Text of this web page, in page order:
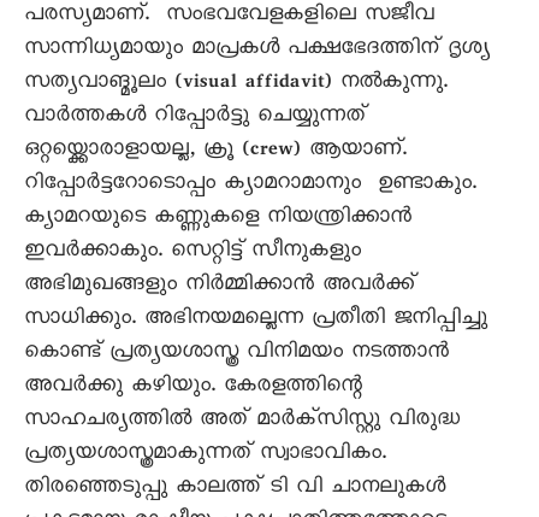
പരസ്യമാണ്. സംഭവവേളകളിലെ സജീവ
സാന്നിധ്യമായും മാപ്രകൾ പക്ഷഭേദത്തിന് ദൃശ്യ
സത്യവാങ്മൂലം (visual affidavit) നൽകുന്നു.
വാർത്തകൾ റിപ്പോർട്ടു ചെയ്യുന്നത്
ഒറ്റയ്ക്കൊരാളായല്ല, ക്രൂ (crew) ആയാണ്.
റിപ്പോർട്ടറോടൊപ്പം ക്യാമറാമാനും ഉണ്ടാകും.
ക്യാമറയുടെ കണ്ണുകളെ നിയന്ത്രിക്കാൻ
ഇവർക്കാകും. സെറ്റിട്ട് സീനുകളും
അഭിമുഖങ്ങളും നിർമ്മിക്കാൻ അവർക്ക്
സാധിക്കും. അഭിനയമല്ലെന്ന പ്രതീതി ജനിപ്പിച്ചു
കൊണ്ട് പ്രത്യയശാസ്ത്ര വിനിമയം നടത്താൻ
അവർക്കു കഴിയും. കേരളത്തിന്റെ
സാഹചര്യത്തിൽ അത് മാർക്സിസ്റ്റു വിരുദ്ധ
പ്രത്യയശാസ്ത്രമാകുന്നത് സ്വാഭാവികം.
തിരഞ്ഞെടുപ്പു കാലത്ത് ടി വി ചാനലുകൾ